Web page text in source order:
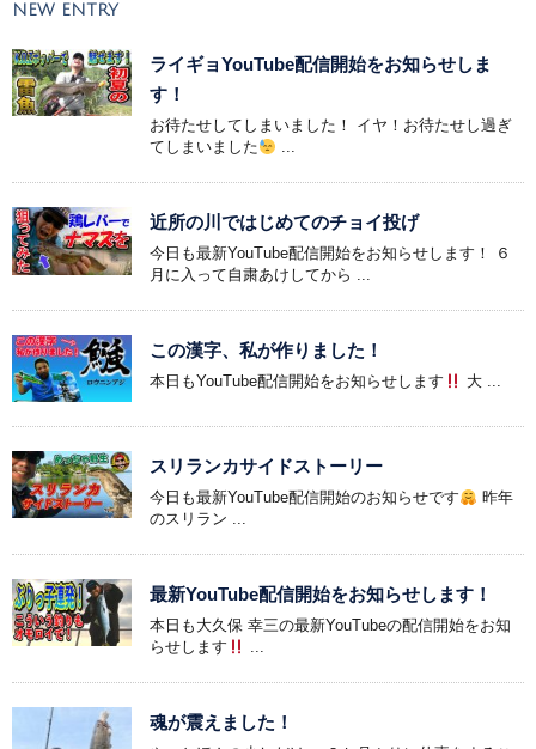
NEW ENTRY
ライギョYouTube配信開始をお知らせしま
す！
お待たせしてしまいました！ イヤ！お待たせし過ぎ
てしまいました
...
近所の川ではじめてのチョイ投げ
今日も最新YouTube配信開始をお知らせします！ ６
月に入って自粛あけしてから ...
この漢字、私が作りました！
本日もYouTube配信開始をお知らせします 大 ...
スリランカサイドストーリー
今日も最新YouTube配信開始のお知らせです
昨年
のスリラン ...
最新YouTube配信開始をお知らせします！
本日も大久保 幸三の最新YouTubeの配信開始をお知
らせします
...
魂が震えました！